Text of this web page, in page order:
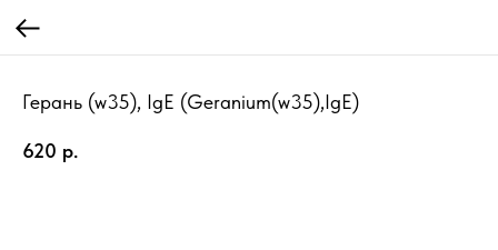
Герань (w35), IgE (Geranium(w35),IgE)
620 р.